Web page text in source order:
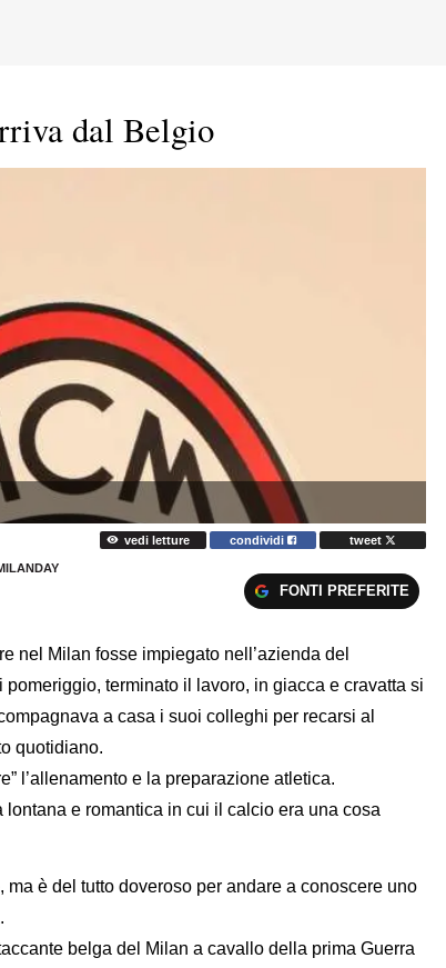
dal Belgio
vedi letture condividi tweet
FONTI PREFERITE
nel Milan fosse impiegato nell’azienda del
terminato il lavoro, in giacca e cravatta si
a casa i suoi colleghi per recarsi al
quotidiano.
l’allenamento e la preparazione atletica.
lontana e romantica in cui il calcio era una cosa
ma è del tutto doveroso per andare a conoscere uno
belga del Milan a cavallo della prima Guerra